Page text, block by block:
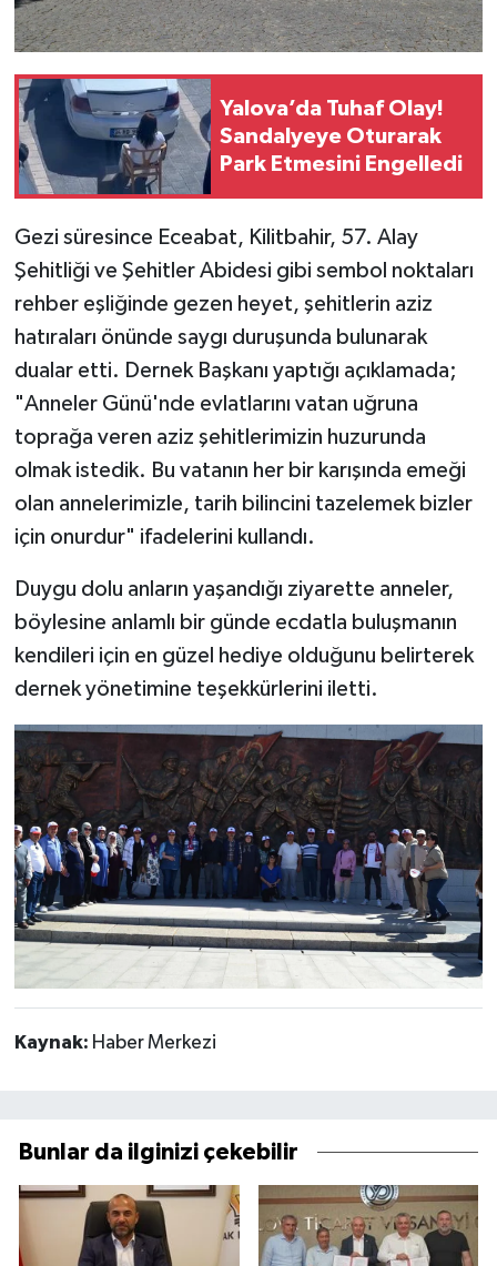
Yalova’da Tuhaf Olay!
Sandalyeye Oturarak
Park Etmesini Engelledi
Gezi süresince Eceabat, Kilitbahir, 57. Alay
Şehitliği ve Şehitler Abidesi gibi sembol noktaları
rehber eşliğinde gezen heyet, şehitlerin aziz
hatıraları önünde saygı duruşunda bulunarak
dualar etti. Dernek Başkanı yaptığı açıklamada;
"Anneler Günü'nde evlatlarını vatan uğruna
toprağa veren aziz şehitlerimizin huzurunda
olmak istedik. Bu vatanın her bir karışında emeği
olan annelerimizle, tarih bilincini tazelemek bizler
için onurdur" ifadelerini kullandı.
Duygu dolu anların yaşandığı ziyarette anneler,
böylesine anlamlı bir günde ecdatla buluşmanın
kendileri için en güzel hediye olduğunu belirterek
dernek yönetimine teşekkürlerini iletti.
Kaynak: Haber Merkezi
Bunlar da ilginizi çekebilir